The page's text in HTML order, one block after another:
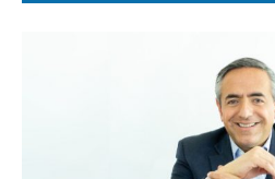
EXA INFORMA
CONTEXTOS
DIÁLOGOS CON LA HISTORIA